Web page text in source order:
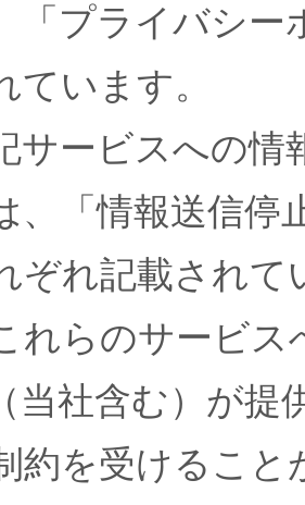
「プライバシ
ています。
サービスへの
、「情報送信停
ぞれ記載されて
れらのサービ
当社含む）が提
約を受けるこ